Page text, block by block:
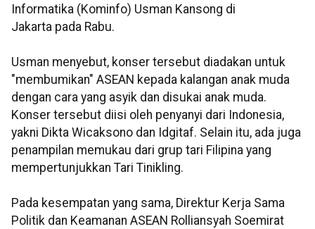
Informatika (Kominfo) Usman Kansong di
Jakarta pada Rabu.
Usman menyebut, konser tersebut diadakan untuk
"membumikan" ASEAN kepada kalangan anak muda
dengan cara yang asyik dan disukai anak muda.
Konser tersebut diisi oleh penyanyi dari Indonesia,
yakni Dikta Wicaksono dan Idgitaf. Selain itu, ada juga
penampilan memukau dari grup tari Filipina yang
mempertunjukkan Tari Tinikling.
Pada kesempatan yang sama, Direktur Kerja Sama
Politik dan Keamanan ASEAN Rolliansyah Soemirat